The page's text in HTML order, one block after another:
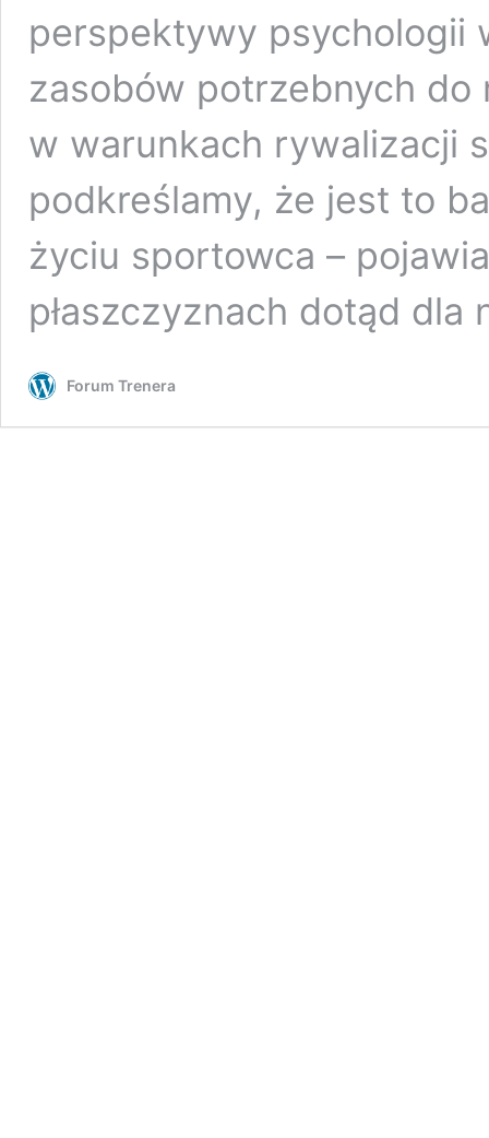
perspektywy psychologii
zasobów potrzebnych do
w warunkach rywalizacji
podkreślamy, że jest to
życiu sportowca –
płaszczyznach dotąd dla
Forum Trenera